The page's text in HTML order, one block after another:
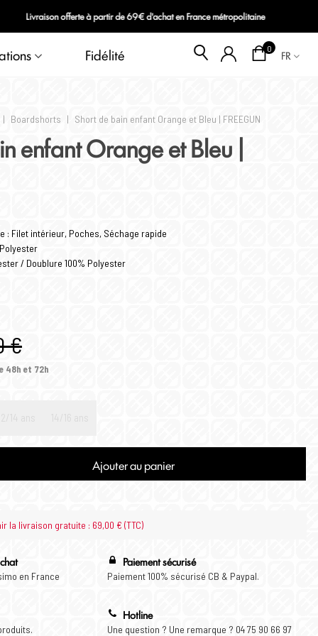
Fidélité 0 FR
| Boardshorts | Short de bain enfant Orange et Bleu | FREEGUN
enfant Orange et Bleu |
: Filet intérieur, Poches, Séchage rapide
/ Doublure 100% Polyester
€
48h et 72h
Ajouter au panier
la livraison gratuite : 69,00 € (TTC)
en France
Paiement sécurisé
Paiement 100% sécurisé CB & Paypal.
Hotline
Une question ? Une remarque ? 04 75 90 66 97